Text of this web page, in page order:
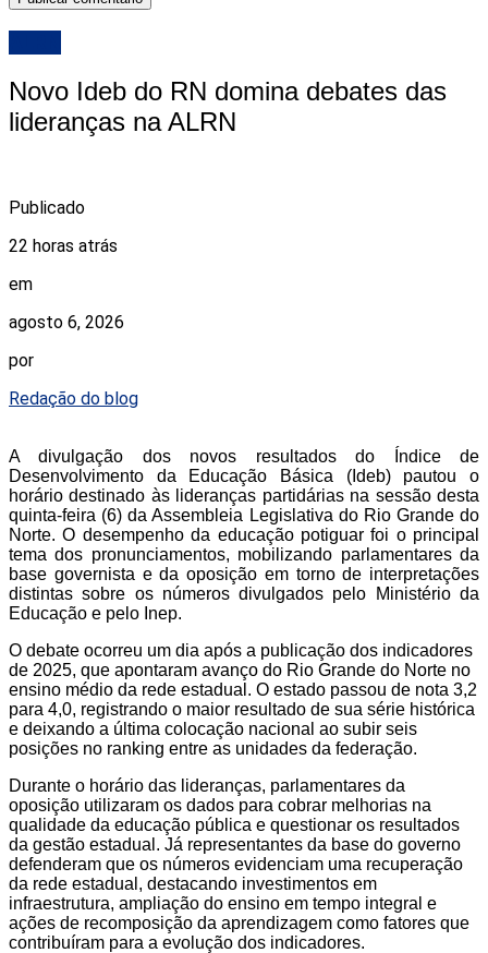
Novo Ideb do RN domina debates das
lideranças na ALRN
Publicado
22 horas atrás
em
agosto 6, 2026
por
Redação do blog
A divulgação dos novos resultados do Índice de
Desenvolvimento da Educação Básica (Ideb) pautou o
horário destinado às lideranças partidárias na sessão desta
quinta-feira (6) da Assembleia Legislativa do Rio Grande do
Norte. O desempenho da educação potiguar foi o principal
tema dos pronunciamentos, mobilizando parlamentares da
base governista e da oposição em torno de interpretações
distintas sobre os números divulgados pelo Ministério da
Educação e pelo Inep.
O debate ocorreu um dia após a publicação dos indicadores
de 2025, que apontaram avanço do Rio Grande do Norte no
ensino médio da rede estadual. O estado passou de nota 3,2
para 4,0, registrando o maior resultado de sua série histórica
e deixando a última colocação nacional ao subir seis
posições no ranking entre as unidades da federação.
Durante o horário das lideranças, parlamentares da
oposição utilizaram os dados para cobrar melhorias na
qualidade da educação pública e questionar os resultados
da gestão estadual. Já representantes da base do governo
defenderam que os números evidenciam uma recuperação
da rede estadual, destacando investimentos em
infraestrutura, ampliação do ensino em tempo integral e
ações de recomposição da aprendizagem como fatores que
contribuíram para a evolução dos indicadores.